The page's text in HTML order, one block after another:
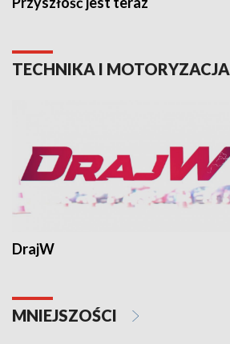
TECHNIKA I MOTORYZACJA
DrajW
MNIEJSZOŚCI